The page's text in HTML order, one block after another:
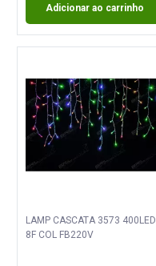
Adicionar ao carrinho
LAMP CASCATA 3573 400LED
8F COL FB220V